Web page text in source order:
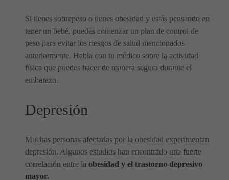
Si tienes sobrepeso o tienes obesidad y estás pensando en
tener un bebé, puedes comenzar un plan de control de
peso para evitar los riesgos de salud mencionados
anteriormente. Habla con tu médico sobre la actividad
física que puedes hacer de manera segura durante el
embarazo.
Depresión
Muchas personas afectadas por la obesidad experimentan
depresión. Algunos estudios han encontrado una fuerte
correlación entre la obesidad y el trastorno depresivo
mayor.